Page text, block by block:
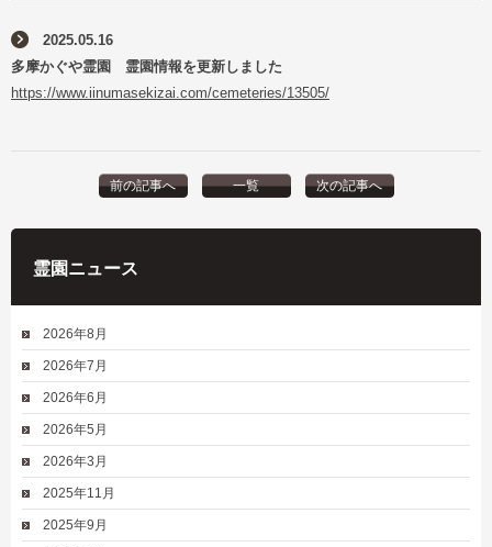
2025.05.16
多摩かぐや霊園 霊園情報を更新しました
https://www.iinumasekizai.com/cemeteries/13505/
前の記事へ 一覧 次の記事へ
霊園ニュース
2026年8月
2026年7月
2026年6月
2026年5月
2026年3月
2025年11月
2025年9月